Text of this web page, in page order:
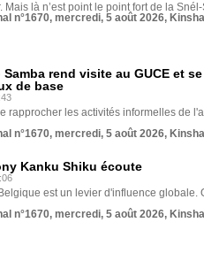
Mais là n’est point le point fort de la
n°1670, mercredi, 5 août 2026,
rend visite au GUCE et
de base
rapprocher les activités informelles de
n°1670, mercredi, 5 août 2026,
Kanku Shiku écoute
est un levier d'influence globale.
n°1670, mercredi, 5 août 2026,